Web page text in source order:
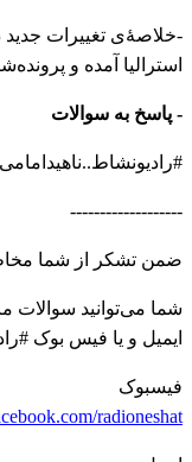
-خلاصهٔ‌ی تغییرات جدید
استرالیا آمده و
- پاسخ به سوالات
#رادیونشاط..ناهیدامامی
-------------------
ضمن تشکر از شما
شما می‌توانید سوالات
ایمیل و یا فیس بوک
فیسبوک
radioneshat/